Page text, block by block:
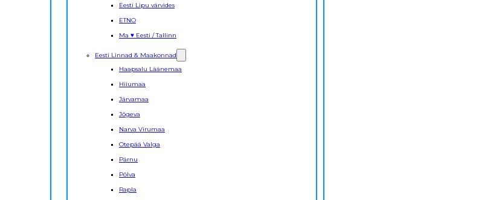
Eesti Lipu värvides
ETNO
Ma ♥ Eesti / Tallinn
Eesti Linnad & Maakonnad
Haapsalu Läänemaa
Hiiumaa
Järvamaa
Jõgeva
Narva Virumaa
Otepää Valga
Pärnu
Põlva
Rapla